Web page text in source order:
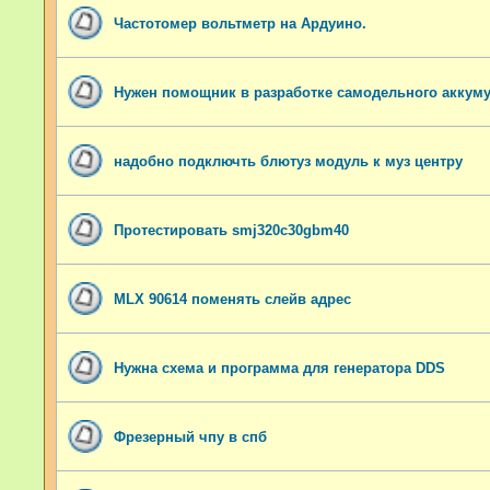
Частотомер вольтметр на Ардуино.
Нужен помощник в разработке самодельного
надобно подключть блютуз модуль к муз центру
Протестировать smj320c30gbm40
MLX 90614 поменять слейв адрес
Нужна схема и программа для генератора DDS
Фрезерный чпу в спб